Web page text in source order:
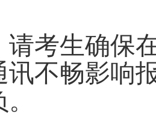
请考生确保
讯不畅影响